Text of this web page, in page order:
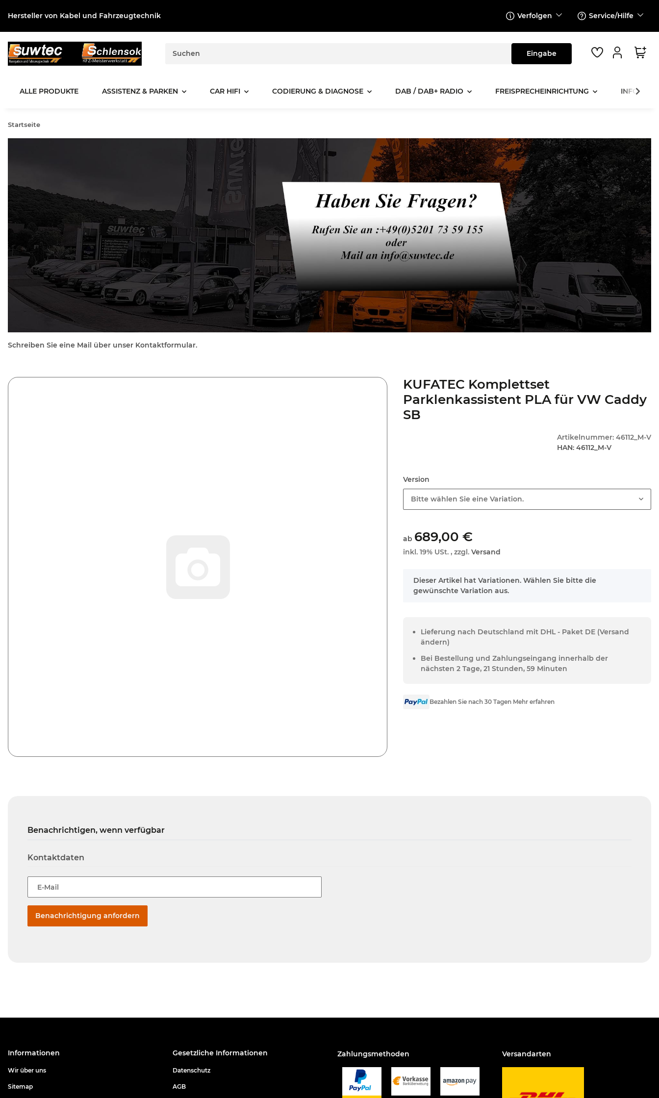
Hersteller von Kabel und Fahrzeugtechnik Verfolgen Service/Hilfe
ALLE PRODUKTE ASSISTENZ & PARKEN CAR HIFI CODIERUNG & DIAGNOSE DAB / DAB+ RADIO FREISPRECHEINRICHTUNG
Startseite
Schreiben Sie eine Mail über unser Kontaktformular.
KUFATEC Komplettset
Parklenkassistent PLA für VW Caddy
SB
Artikelnummer: 46112_M-V
HAN: 46112_M-V
Version
Bitte wählen Sie eine Variation.
ab 689,00 €
inkl. 19% USt. , zzgl.Versand
x
Dieser Artikel hat Variationen. Wählen Sie bitte die
gewünschte Variation aus.
Lieferung nach Deutschland mit DHL - Paket DE (Versand
ändern)
Bei Bestellung und Zahlungseingang innerhalb der
nächsten 2 Tage, 21 Stunden, 59 Minuten
Bezahlen Sie nach 30 Tagen Mehr erfahren
Benachrichtigen, wenn verfügbar
Kontaktdaten
E-Mail
Benachrichtigung anfordern
Informationen
Wir über uns
Sitemap
Gesetzliche Informationen
Datenschutz
AGB
Zahlungsmethoden Versandarten